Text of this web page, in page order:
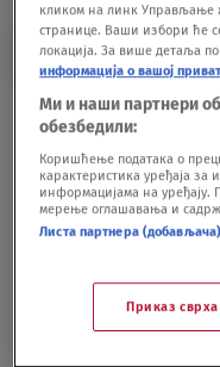
ROK ZA
izveštaja
BIZNIS
кликом на линк Управљање
странице. Ваши избори ће
локација. За више детаља
информација о вашој
Ми и наши партнери
обезбедили:
Коришћење података о
карактеристика уређаја
информацијама на уређају.
мерење оглашавања и
Листа партнера (добављача)
Приказ сврха